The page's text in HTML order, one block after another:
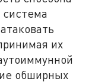
система
их
обширных